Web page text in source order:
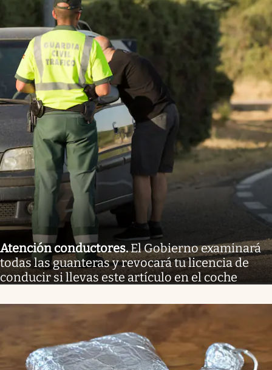
Atención conductores.El Gobierno examinará
todas las guanteras y revocará tu licencia de
conducir si llevas este artículo en el coche